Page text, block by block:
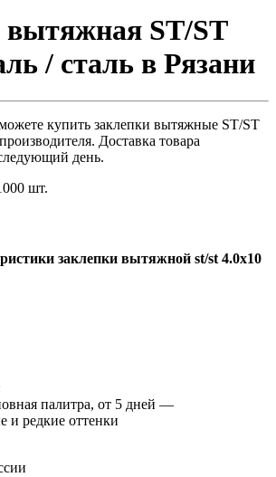
вытяжная ST/ST
/ сталь в Рязани
купить заклепки вытяжные ST/ST
Доставка товара
день.
шт.
заклепки вытяжной st/st 4.0х10
палитра, от 5 дней —
и редкие оттенки